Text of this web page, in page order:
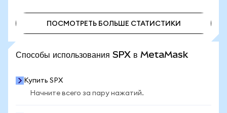
ПОСМОТРЕТЬ БОЛЬШЕ СТАТИСТИКИ
Способы использования SPX в MetaMask
Купить SPX
Начните всего за пару нажатий.